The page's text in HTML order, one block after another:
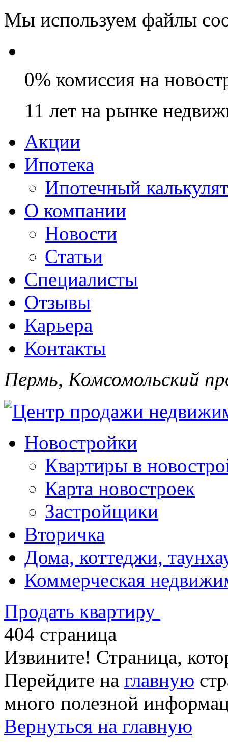
Мы используем файлы
0% комиссия на
11 лет на рынке
Акции
Ипотека
Ипотечный
О компании
Новости
Статьи
Специалисты
Отзывы
Карьера
Контакты
Пермь, Комсомольский
Новостройки
Квартиры в
Карта новостроек
Застройщики
Вторичка
Дома, коттеджи,
Коммерческая
Продать квартиру
404 страница
Извините! Страница,
Перейдите на главную
много полезной
Вернуться на главную